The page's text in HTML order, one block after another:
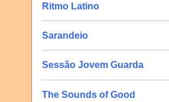
Ritmo Latino
Sarandeio
Sessão Jovem Guarda
The Sounds of Good